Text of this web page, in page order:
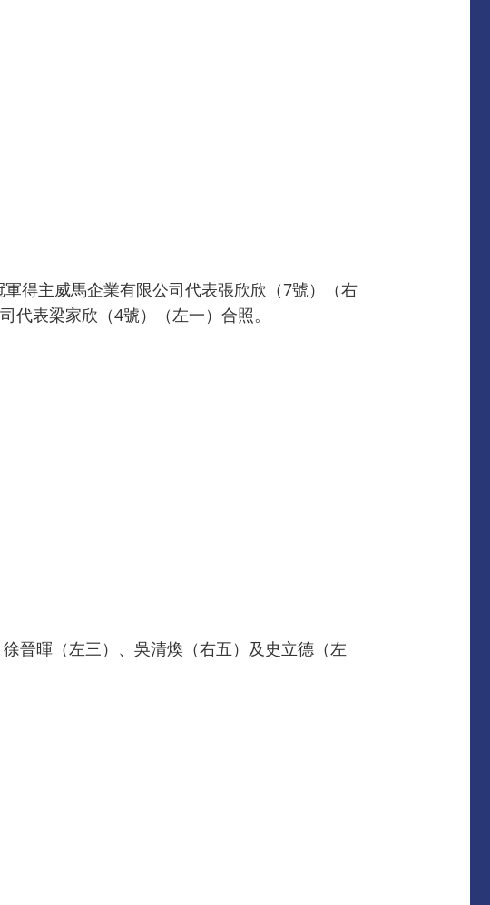
得主威馬企業有限公司代表張欣欣（7號）（右
表梁家欣（4號）（左一）合照。
晉暉（左三）、吳清煥（右五）及史立德（左